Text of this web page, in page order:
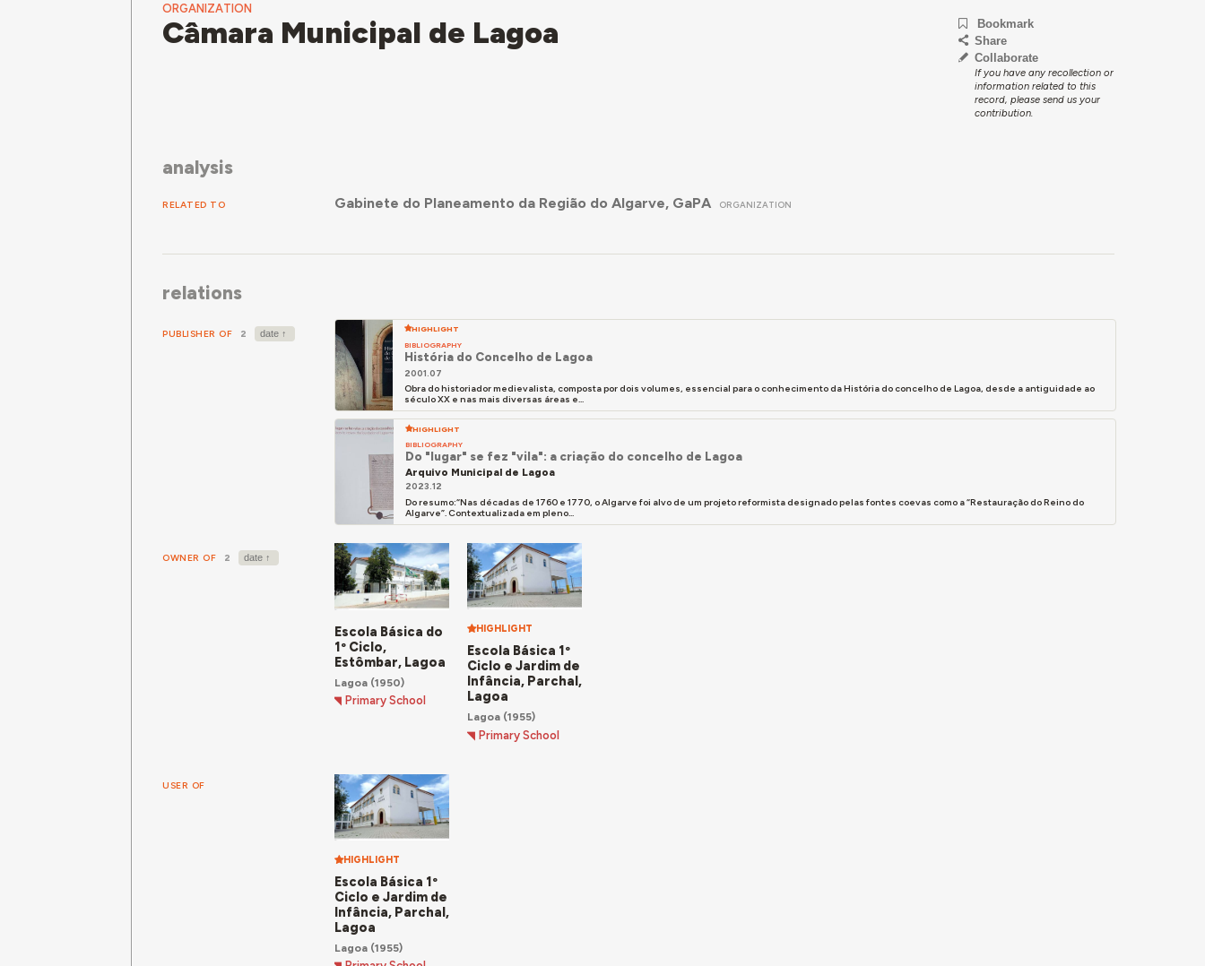
ORGANIZATION
Câmara Municipal de Lagoa
Bookmark
Share
Collaborate
If you have any recollection or
information related to this
record, please send us your
contribution.
analysis
RELATED TO Gabinete do Planeamento da Região do Algarve, GaPA ORGANIZATION
relations
PUBLISHER OF 2
HIGHLIGHT
BIBLIOGRAPHY
História do Concelho de Lagoa
2001.07
Obra do historiador medievalista, composta por dois volumes, essencial para o conhecimento da História do concelho de Lagoa, desde a antiguidade ao
século XX e nas mais diversas áreas e...
HIGHLIGHT
BIBLIOGRAPHY
Do "lugar" se fez "vila": a criação do concelho de Lagoa
Arquivo Municipal de Lagoa
2023.12
Do resumo:“Nas décadas de 1760 e 1770, o Algarve foi alvo de um projeto reformista designado pelas fontes coevas como a “Restauração do Reino do
Algarve”. Contextualizada em pleno...
OWNER OF 2
Escola Básica do
1º Ciclo,
Estômbar, Lagoa
Lagoa(1950)
Primary School
HIGHLIGHT
Escola Básica 1º
Ciclo e Jardim de
Infância, Parchal,
Lagoa
Lagoa (1955)
Primary School
USER OF
HIGHLIGHT
Escola Básica 1º
Ciclo e Jardim de
Infância, Parchal,
Lagoa
Lagoa(1955)